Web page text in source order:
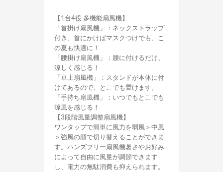
【1台4役 多機能扇風機】
「首掛け扇風機」：ネックストラップ
付き、首にかけばマスクつけでも、こ
の夏も快適に！
「腰掛け扇風機」：腰に付けるだけ、
涼しく感じる！
「卓上扇風機」：スタンドが本体に付
けてあるので、とこでも置けます。
「手持ち扇風機」：いつでもとこでも
涼風を感じる！
【3段階風量調整扇風機】
ワンタップで簡単に風力を弱風＞中風
＞強風の順で切り替えることができま
す。ハンズフリー扇風機暑さやお好み
によって自由に風量が調節できます
し、電力の無駄消費も抑えられます。